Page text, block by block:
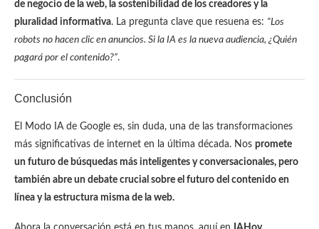
de negocio de la web, la sostenibilidad de los creadores y la
pluralidad informativa. La pregunta clave que resuena es: “Los
robots no hacen clic en anuncios. Si la IA es la nueva audiencia, ¿Quién
pagará por el contenido?”.
Conclusión
El Modo IA de Google es, sin duda, una de las transformaciones
más significativas de internet en la última década. Nos promete
un futuro de búsquedas más inteligentes y conversacionales, pero
también abre un debate crucial sobre el futuro del contenido en
línea y la estructura misma de la web.